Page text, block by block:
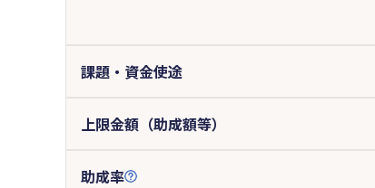
課題・資金使途
上限金額（助成額等）
助成率